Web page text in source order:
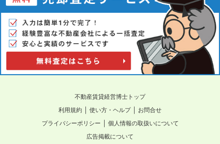
不動産賃貸経営博士トップ
利用規約 ｜ 使い方・ヘルプ｜ お問合せ
プライバシーポリシー ｜ 個人情報の取扱いについて
広告掲載について